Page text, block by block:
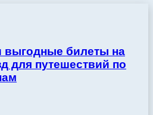
выгодные билеты на
для путешествий по